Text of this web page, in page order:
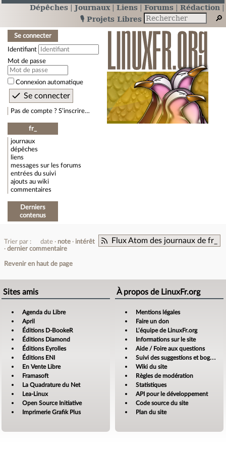
Dépêches Journaux Liens Forums
Rédaction
🎙️ Projets Libres
Se connecter
Identifiant
Mot de passe
Connexion automatique
Pas de compte ? S’inscrire…
fr_
journaux
dépêches
liens
messages sur les forums
entrées du suivi
ajouts au wiki
commentaires
Derniers
contenus
Flux Atom des journaux de fr_
Trier par : date note
intérêt
dernier commentaire
Revenir en haut de page
Sites amis
Agenda du Libre
April
Éditions D-BookeR
Éditions Diamond
Éditions Eyrolles
Éditions ENI
En Vente Libre
Framasoft
La Quadrature du Net
Lea-Linux
Open Source Initiative
Imprimerie Grafik Plus
À propos de LinuxFr.org
Mentions légales
Faire un don
L’équipe de LinuxFr.org
Informations sur le site
Aide / Foire aux questions
Suivi des suggestions et bogues
Wiki du site
Règles de modération
Statistiques
API pour le développement
Code source du site
Plan du site